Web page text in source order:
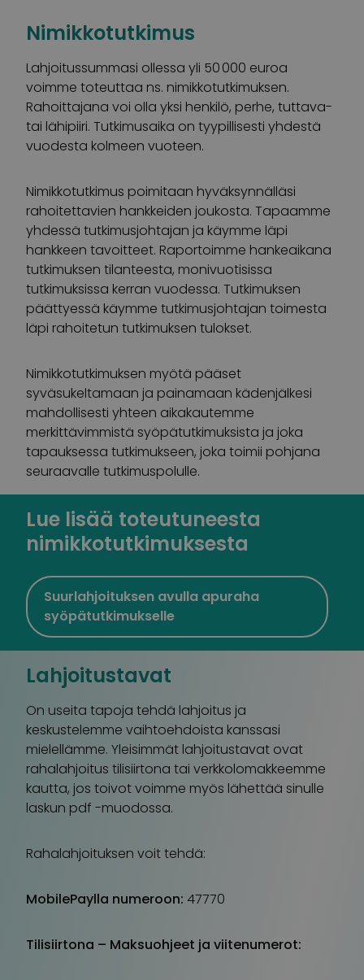
Nimikkotutkimus
Lahjoitussummasi ollessa yli 50 000 euroa
voimme toteuttaa ns. nimikkotutkimuksen.
Rahoittajana voi olla yksi henkilö, perhe, tuttava-
tai lähipiiri. Tutkimusaika on tyypillisesti yhdestä
vuodesta kolmeen vuoteen.
Nimikkotutkimus poimitaan hyväksynnälläsi
rahoitettavien hankkeiden joukosta. Tapaamme
yhdessä tutkimusjohtajan ja käymme läpi
hankkeen tavoitteet. Raportoimme hankeaikana
tutkimuksen tilanteesta, monivuotisissa
tutkimuksissa kerran vuodessa. Tutkimuksen
päättyessä käymme tutkimusjohtajan toimesta
läpi rahoitetun tutkimuksen tulokset.
Nimikkotutkimuksen myötä pääset
syväsukeltamaan ja painamaan kädenjälkesi
mahdollisesti yhteen aikakautemme
merkittävimmistä syöpätutkimuksista ja joka
tapauksessa tutkimukseen, joka toimii pohjana
seuraavalle tutkimuspolulle.
Lue lisää toteutuneesta
nimikkotutkimuksesta
Suurlahjoituksen avulla apuraha
syöpätutkimukselle
Lahjoitustavat
On useita tapoja tehdä lahjoitus ja
keskustelemme vaihtoehdoista kanssasi
mielellämme. Yleisimmät lahjoitustavat ovat
rahalahjoitus tilisiirtona tai verkkolomakkeemme
kautta, jos toivot voimme myös lähettää sinulle
laskun pdf -muodossa.
Rahalahjoituksen voit tehdä:
MobilePaylla numeroon: 47770
Tilisiirtona – Maksuohjeet ja viitenumerot: